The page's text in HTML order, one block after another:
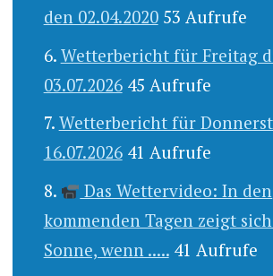
den 02.04.2020 53 Aufrufe
Wetterbericht für Freitag
03.07.2026 45 Aufrufe
Wetterbericht für
16.07.2026 41 Aufrufe
Das Wettervideo: In den
kommenden Tagen zeigt
Sonne, wenn ..... 41 Aufrufe